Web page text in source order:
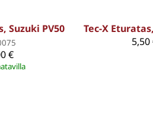
Suzuki PV50
€
Tec-X
5,50